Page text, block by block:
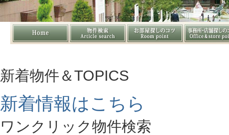
新着物件＆TOPICS
新着情報はこちら
ワンクリック物件検索